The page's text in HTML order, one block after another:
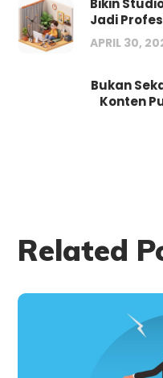
Bikin
Jadi
APRIL 30,
Bukan
Konten
Related